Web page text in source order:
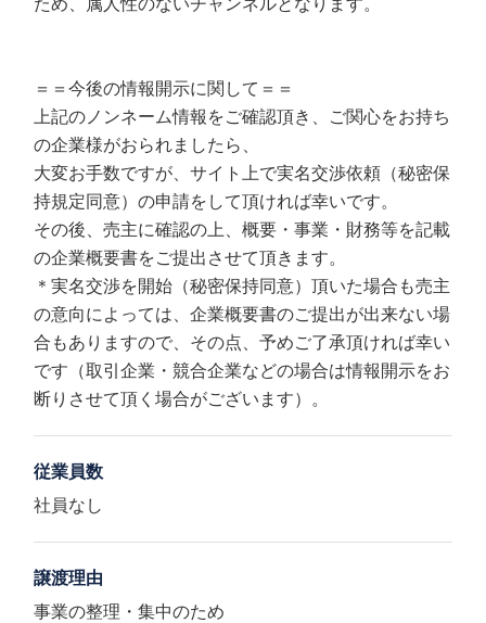
ため、属人性のないチャンネルとなります。
＝＝今後の情報開示に関して＝＝
上記のノンネーム情報をご確認頂き、ご関心をお持ち
の企業様がおられましたら、
大変お手数ですが、サイト上で実名交渉依頼（秘密保
持規定同意）の申請をして頂ければ幸いです。
その後、売主に確認の上、概要・事業・財務等を記載
の企業概要書をご提出させて頂きます。
＊実名交渉を開始（秘密保持同意）頂いた場合も売主
の意向によっては、企業概要書のご提出が出来ない場
合もありますので、その点、予めご了承頂ければ幸い
です（取引企業・競合企業などの場合は情報開示をお
断りさせて頂く場合がございます）。
従業員数
社員なし
譲渡理由
事業の整理・集中のため